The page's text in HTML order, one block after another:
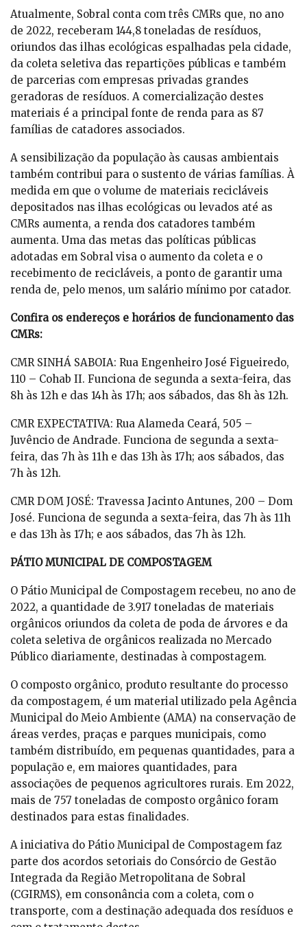
Atualmente, Sobral conta com três CMRs que, no ano
de 2022, receberam 144,8 toneladas de resíduos,
oriundos das ilhas ecológicas espalhadas pela cidade,
da coleta seletiva das repartições públicas e também
de parcerias com empresas privadas grandes
geradoras de resíduos. A comercialização destes
materiais é a principal fonte de renda para as 87
famílias de catadores associados.
A sensibilização da população às causas ambientais
também contribui para o sustento de várias famílias. À
medida em que o volume de materiais recicláveis
depositados nas ilhas ecológicas ou levados até as
CMRs aumenta, a renda dos catadores também
aumenta. Uma das metas das políticas públicas
adotadas em Sobral visa o aumento da coleta e o
recebimento de recicláveis, a ponto de garantir uma
renda de, pelo menos, um salário mínimo por catador.
Confira os endereços e horários de funcionamento das
CMRs:
CMR SINHÁ SABOIA: Rua Engenheiro José Figueiredo,
110 – Cohab II. Funciona de segunda a sexta-feira, das
8h às 12h e das 14h às 17h; aos sábados, das 8h às 12h.
CMR EXPECTATIVA: Rua Alameda Ceará, 505 –
Juvêncio de Andrade. Funciona de segunda a sexta-
feira, das 7h às 11h e das 13h às 17h; aos sábados, das
7h às 12h.
CMR DOM JOSÉ: Travessa Jacinto Antunes, 200 – Dom
José. Funciona de segunda a sexta-feira, das 7h às 11h
e das 13h às 17h; e aos sábados, das 7h às 12h.
PÁTIO MUNICIPAL DE COMPOSTAGEM
O Pátio Municipal de Compostagem recebeu, no ano de
2022, a quantidade de 3.917 toneladas de materiais
orgânicos oriundos da coleta de poda de árvores e da
coleta seletiva de orgânicos realizada no Mercado
Público diariamente, destinadas à compostagem.
O composto orgânico, produto resultante do processo
da compostagem, é um material utilizado pela Agência
Municipal do Meio Ambiente (AMA) na conservação de
áreas verdes, praças e parques municipais, como
também distribuído, em pequenas quantidades, para a
população e, em maiores quantidades, para
associações de pequenos agricultores rurais. Em 2022,
mais de 757 toneladas de composto orgânico foram
destinados para estas finalidades.
A iniciativa do Pátio Municipal de Compostagem faz
parte dos acordos setoriais do Consórcio de Gestão
Integrada da Região Metropolitana de Sobral
(CGIRMS), em consonância com a coleta, com o
transporte, com a destinação adequada dos resíduos e